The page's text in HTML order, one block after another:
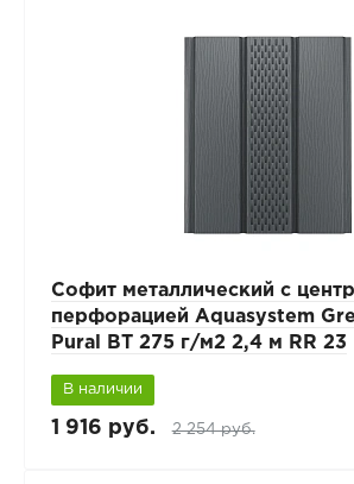
Софит металлический с
перфорацией Aquasystem
Pural BT 275 г/м2 2,4 м RR 23
В наличии
1 916 руб. 2 254 руб.